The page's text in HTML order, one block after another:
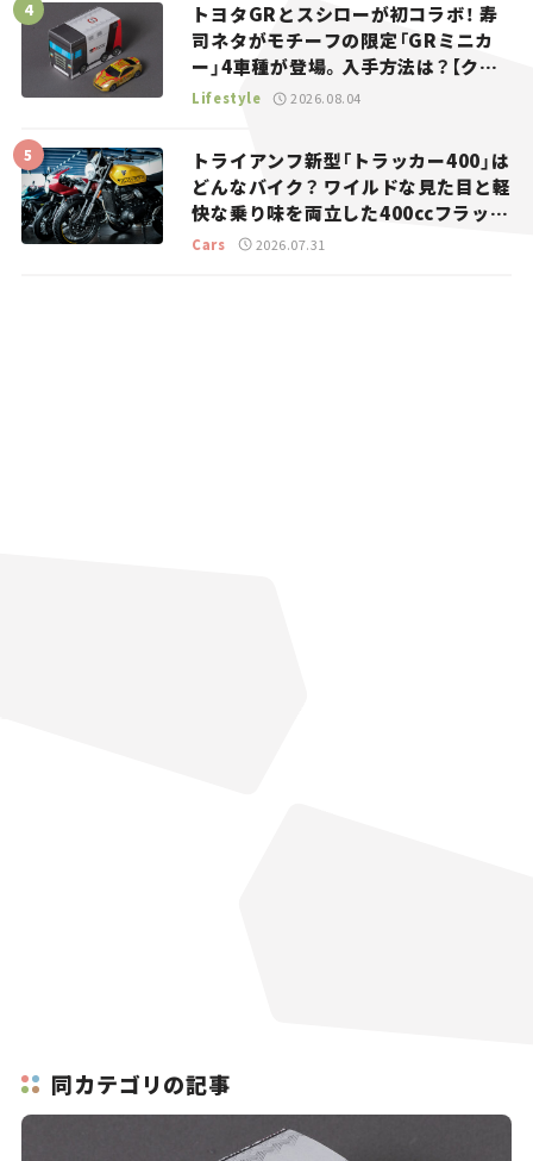
トヨタGRとスシローが初コラボ！ 寿
司ネタがモチーフの限定「GRミニカ
ー」4車種が登場。入手方法は？【クル
マとホビー】
Lifestyle 2026.08.04
トライアンフ新型「トラッカー400」は
どんなバイク？ ワイルドな見た目と軽
快な乗り味を両立した400ccフラット
トラッカー【試乗レビュー】
Cars 2026.07.31
同カテゴリの記事